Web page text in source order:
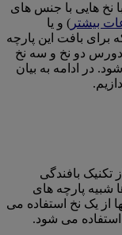
نخ هایی با جنس های
بیشتر ) و یا
برای بافت این پارچه
دورس دو نخ و سه نخ
در ادامه به بیان
تکنیک بافندگی
شبیه پارچه های
از یک نخ استفاده می
می شود.